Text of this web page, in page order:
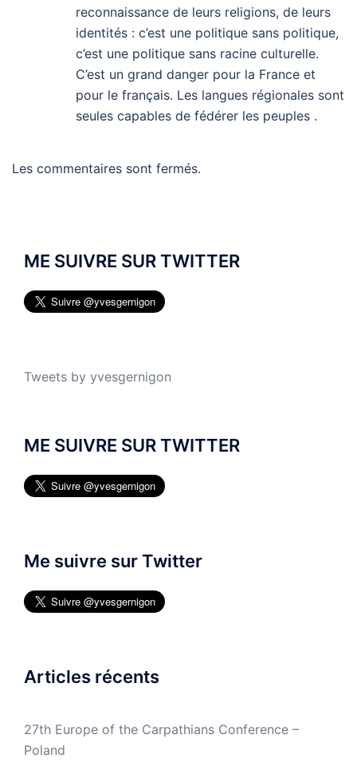
reconnaissance de leurs religions, de leurs
identités : c’est une politique sans politique,
c’est une politique sans racine culturelle.
C’est un grand danger pour la France et
pour le français. Les langues régionales sont
seules capables de fédérer les peuples .
Les commentaires sont fermés.
ME SUIVRE SUR TWITTER
Tweets by yvesgernigon
ME SUIVRE SUR TWITTER
Me suivre sur Twitter
Articles récents
27th Europe of the Carpathians Conference –
Poland